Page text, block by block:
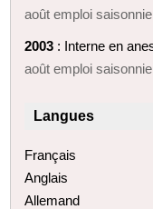
août emploi
2003 : Interne en
août emploi
Langues
Français
Anglais
Allemand